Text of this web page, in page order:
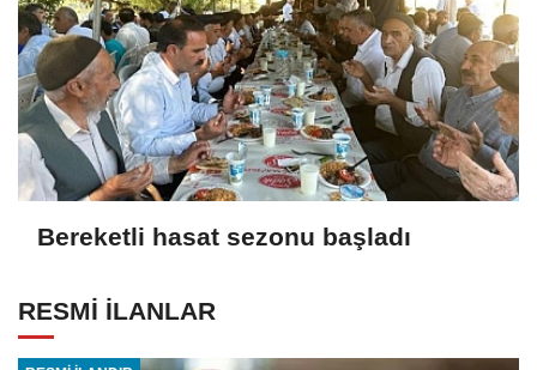
Bereketli hasat sezonu başladı
RESMİ İLANLAR